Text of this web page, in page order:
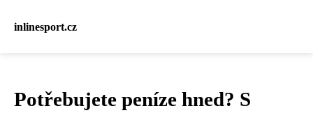
inlinesport.cz
Potřebujete peníze hned? S